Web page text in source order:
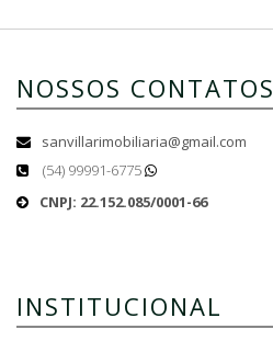
NOSSOS CONTATOS
sanvillarimobiliaria@gmail.com
(54) 99991-6775
CNPJ: 22.152.085/0001-66
INSTITUCIONAL